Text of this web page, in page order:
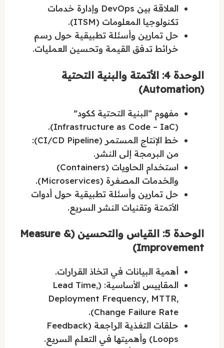
العلاقة بين DevOps وإدارة خدمات
تكنولوجيا المعلومات (ITSM).
حل تمارين وأسئلة تطبيقية حول رسم
خرائط تدفق القيمة وتحسين العمليات.
الوحدة 4: الأتمتة والبنية التحتية
(Automation)
مفهوم “البنية التحتية ككود”
(Infrastructure as Code – IaC).
خط الإنتاج المستمر (CI/CD Pipeline):
من البرمجة إلى النشر.
استخدام الحاويات (Containers)
والخدمات المصغرة (Microservices).
حل تمارين وأسئلة تطبيقية حول أدوات
الأتمتة وتقنيات النشر السريع.
الوحدة 5: القياس والتحسين (Measure &
Improvement)
أهمية البيانات في اتخاذ القرارات.
المقاييس الأساسية: (Lead Time,
Deployment Frequency, MTTR,
Change Failure Rate).
حلقات التغذية الراجعة (Feedback
Loops) وأهميتها في التعلم السريع.